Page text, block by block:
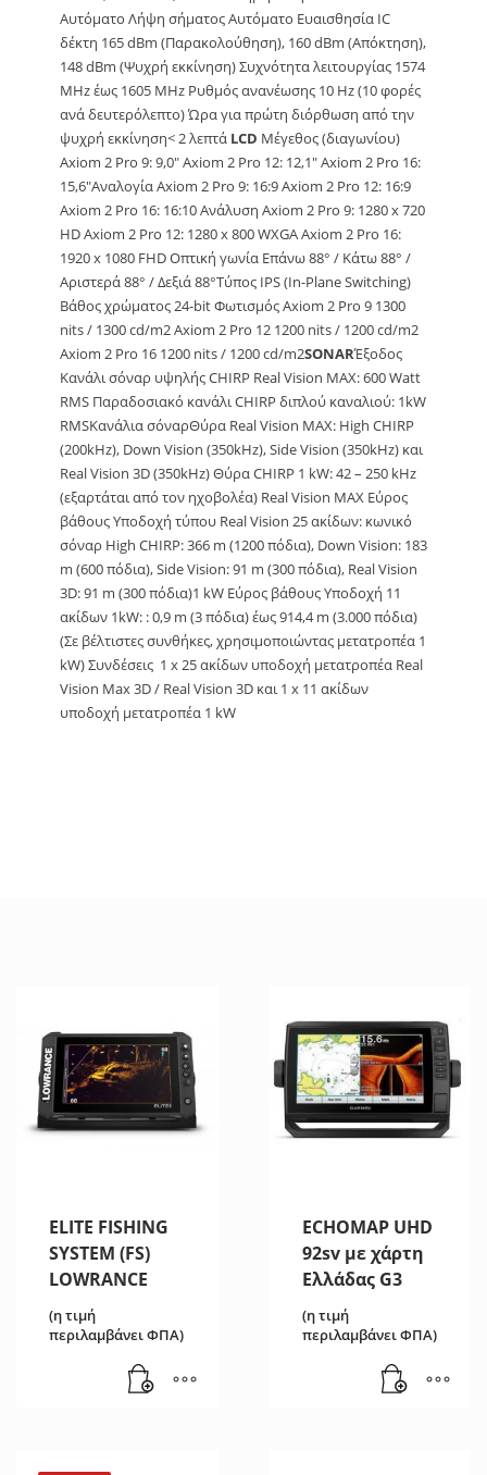
Αυτόματο Λήψη σήματος Αυτόματο Ευαισθησία IC
δέκτη 165 dBm (Παρακολούθηση), 160 dBm (Απόκτηση),
148 dBm (Ψυχρή εκκίνηση) Συχνότητα λειτουργίας 1574
MHz έως 1605 MHz Ρυθμός ανανέωσης 10 Hz (10 φορές
ανά δευτερόλεπτο) Ώρα για πρώτη διόρθωση από την
ψυχρή εκκίνηση< 2 λεπτά LCD Μέγεθος (διαγωνίου)
Axiom 2 Pro 9: 9,0″ Axiom 2 Pro 12: 12,1″ Axiom 2 Pro 16:
15,6″Αναλογία Axiom 2 Pro 9: 16:9 Axiom 2 Pro 12: 16:9
Axiom 2 Pro 16: 16:10 Ανάλυση Axiom 2 Pro 9: 1280 x 720
HD Axiom 2 Pro 12: 1280 x 800 WXGA Axiom 2 Pro 16:
1920 x 1080 FHD Οπτική γωνία Επάνω 88° / Κάτω 88° /
Αριστερά 88° / Δεξιά 88°Τύπος IPS (In-Plane Switching)
Βάθος χρώματος 24-bit Φωτισμός Axiom 2 Pro 9 1300
nits / 1300 cd/m2 Axiom 2 Pro 12 1200 nits / 1200 cd/m2
Axiom 2 Pro 16 1200 nits / 1200 cd/m2SONARΈξοδος
Κανάλι σόναρ υψηλής CHIRP Real Vision MAX: 600 Watt
RMS Παραδοσιακό κανάλι CHIRP διπλού καναλιού: 1kW
RMSΚανάλια σόναρΘύρα Real Vision MAX: High CHIRP
(200kHz), Down Vision (350kHz), Side Vision (350kHz) και
Real Vision 3D (350kHz) Θύρα CHIRP 1 kW: 42 – 250 kHz
(εξαρτάται από τον ηχοβολέα) Real Vision MAX Εύρος
βάθους Υποδοχή τύπου Real Vision 25 ακίδων: κωνικό
σόναρ High CHIRP: 366 m (1200 πόδια), Down Vision: 183
m (600 πόδια), Side Vision: 91 m (300 πόδια), Real Vision
3D: 91 m (300 πόδια)1 kW Εύρος βάθους Υποδοχή 11
ακίδων 1kW: : 0,9 m (3 πόδια) έως 914,4 m (3.000 πόδια)
(Σε βέλτιστες συνθήκες, χρησιμοποιώντας μετατροπέα 1
kW) Συνδέσεις 1 x 25 ακίδων υποδοχή μετατροπέα Real
Vision Max 3D / Real Vision 3D και 1 x 11 ακίδων
υποδοχή μετατροπέα 1 kW
ELITE FISHING
SYSTEM (FS)
LOWRANCE
(η τιμή
περιλαμβάνει ΦΠΑ)
ECHOMAP UHD
92sv με χάρτη
Ελλάδας G3
(η τιμή
περιλαμβάνει ΦΠΑ)